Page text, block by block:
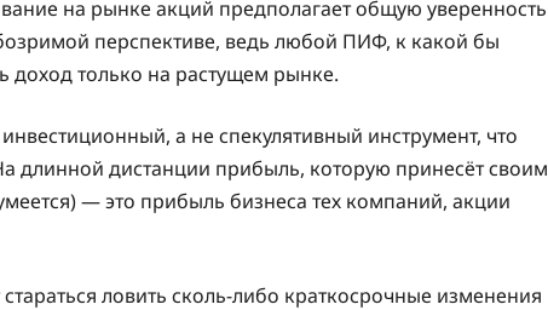
на рынке акций предполагает общую уверенность
перспективе, ведь любой ПИФ, к какой бы
доход только на растущем рынке.
а не спекулятивный инструмент, что
длинной дистанции прибыль, которую принесёт своим
— это прибыль бизнеса тех компаний, акции
ловить сколь-либо краткосрочные изменения